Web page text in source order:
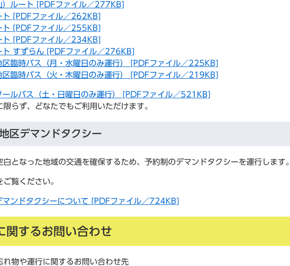
）ルート [PDFファイル／277KB]
ト [PDFファイル／262KB]
ト [PDFファイル／255KB]
ト [PDFファイル／234KB]
ト すずらん [PDFファイル／276KB]
区臨時バス（月・水曜日のみ運行） [PDFファイル／225KB]
区臨時バス（火・木曜日のみ運行） [PDFファイル／219KB]
ールバス（土・日曜日のみ運行） [PDFファイル／521KB]
らず、どなたでもご利用いただけます。
区デマンドタクシー
となった地域の交通を確保するため、予約制のデマンドタクシーを運行します。
覧ください。
マンドタクシーについて [PDFファイル／724KB]
関するお問い合わせ
物や運行に関するお問い合わせ先